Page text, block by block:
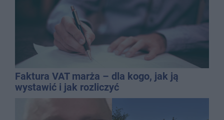
Faktura VAT marża – dla kogo, jak ją
wystawić i jak rozliczyć